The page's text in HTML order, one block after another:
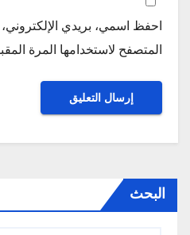
احفظ اسمي، بريدي الإلكتروني،
المتصفح لاستخدامها المرة
البحث